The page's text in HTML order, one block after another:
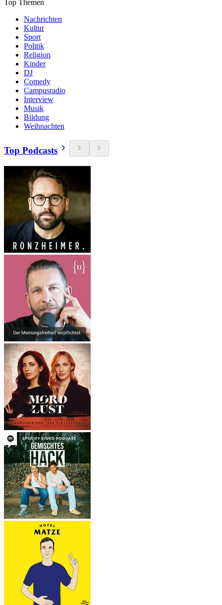
Top Themen
Nachrichten
Kultur
Sport
Politik
Religion
Kinder
DJ
Comedy
Campusradio
Interview
Musik
Bildung
Weihnachten
Top Podcasts